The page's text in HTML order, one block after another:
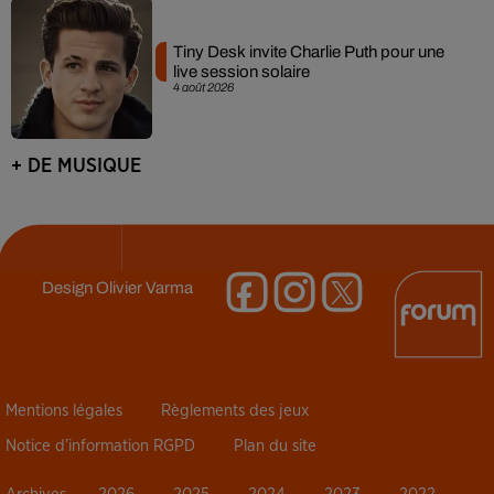
4 août 2026
Tiny Desk invite Charlie Puth pour une
live session solaire
+ DE MUSIQUE
DesignOlivier Varma
Mentions légales Règlements des jeux
Notice d’information RGPD Plan du site